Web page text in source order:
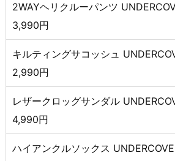
2WAYヘリクルーパンツ
3,990円
キルティングサコッシュ
2,990円
レザークロッグサンダル
4,990円
ハイアンクルソックス